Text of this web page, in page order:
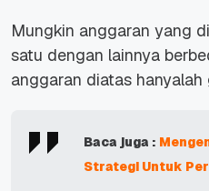
Mungkin anggaran yang
satu dengan lainnya
anggaran diatas
Baca juga :
Strategi Untuk